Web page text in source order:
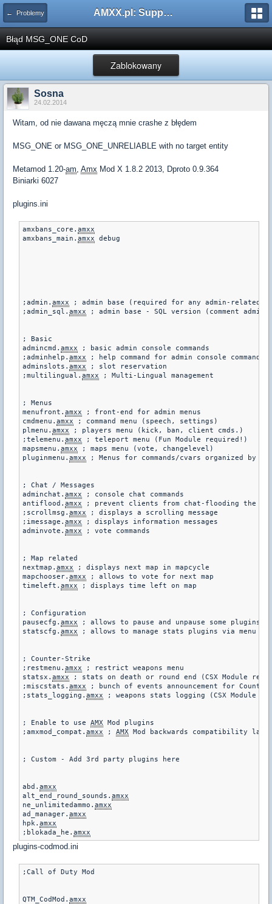
← Problemy AMXX.pl: Support AMX Mod X i SourceMod
Błąd MSG_ONE CoD
Zablokowany
Sosna
24.02.2014
Witam, od nie dawana męczą mnie crashe z błędem
MSG_ONE or MSG_ONE_UNRELIABLE with no target entity
Metamod 1.20-am, Amx Mod X 1.8.2 2013, Dproto 0.9.364
Biniarki 6027
plugins.ini
amxbans_core. amxx
amxbans_main. amxx debug
;admin. amxx ; admin base (required for any admin-related)
;admin_sql. amxx ; admin base - SQL version (comment admin.
; Basic
admincmd. amxx ; basic admin console commands
;adminhelp. amxx ; help command for admin console commands
adminslots. amxx ; slot reservation
;multilingual. amxx ; Multi-Lingual management
; Menus
menufront. amxx ; front-end for admin menus
cmdmenu. amxx ; command menu (speech, settings)
plmenu. amxx ; players menu (kick, ban, client cmds.)
;telemenu. amxx ; teleport menu (Fun Module required!)
mapsmenu. amxx ; maps menu (vote, changelevel)
pluginmenu. amxx ; Menus for commands/cvars organized by
; Chat / Messages
adminchat. amxx ; console chat commands
antiflood. amxx ; prevent clients from chat-flooding the
;scrollmsg. amxx ; displays a scrolling message
;imessage. amxx ; displays information messages
adminvote. amxx ; vote commands
; Map related
nextmap. amxx ; displays next map in mapcycle
mapchooser. amxx ; allows to vote for next map
timeleft. amxx ; displays time left on map
; Configuration
pausecfg. amxx ; allows to pause and unpause some plugins
statscfg. amxx ; allows to manage stats plugins via menu and
; Counter-Strike
;restmenu. amxx ; restrict weapons menu
statsx. amxx ; stats on death or round end (CSX Module
;miscstats. amxx ; bunch of events announcement for
;stats_logging. amxx ; weapons stats logging (CSX Module
; Enable to use AMX Mod plugins
;amxmod_compat. amxx ; AMX Mod backwards compatibility
; Custom - Add 3rd party plugins here
abd. amxx
alt_end_round_sounds. amxx
ne_unlimitedammo. amxx
ad_manager. amxx
hpk. amxx
;blokada_he. amxx
plugins-codmod.ini
;Call of Duty Mod
QTM_CodMod. amxx